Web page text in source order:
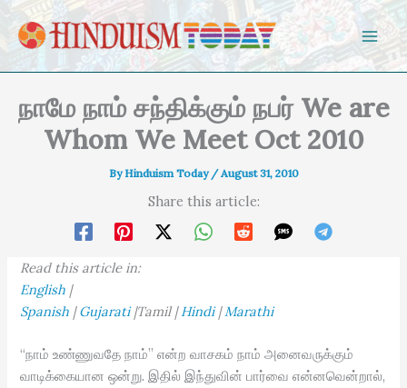
Skip to content
நாமே நாம் சந்திக்கும் நபர் We are
Whom We Meet Oct 2010
By Hinduism Today /August 31, 2010
Share this article:
Read this article in:
English |
Spanish |Gujarati|Tamil |Hindi|Marathi
“நாம் உண்ணுவதே நாம்” என்ற வாசகம் நாம் அனைவருக்கும்
வாடிக்கையான ஒன்று. இதில் இந்துவின் பார்வை என்னவென்றால்,